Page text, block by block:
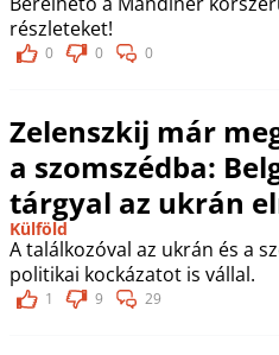
részleteket!
0 0 0
Zelenszkij már
a szomszédba:
tárgyal az ukrán
Külföld
A találkozóval az ukrán és a
politikai kockázatot is vállal.
1 9 29